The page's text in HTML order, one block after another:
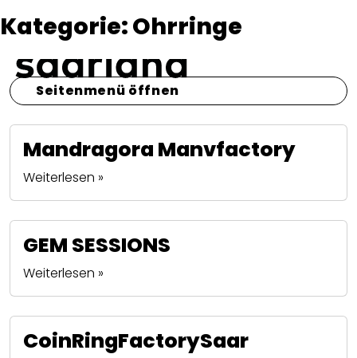
Kategorie:Ohrringe
Mandragora Manvfactory
Weiterlesen »
GEM SESSIONS
Weiterlesen »
CoinRingFactorySaar
Seitenmenü öffnen